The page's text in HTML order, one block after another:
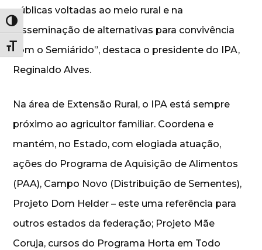
Alternar alto contraste
Alternar tamanho da fonte
públicas voltadas ao meio rural e na
disseminação de alternativas para convivência
com o Semiárido”, destaca o presidente do IPA,
Reginaldo Alves.
Na área de Extensão Rural, o IPA está sempre
próximo ao agricultor familiar. Coordena e
mantém, no Estado, com elogiada atuação,
ações do Programa de Aquisição de Alimentos
(PAA), Campo Novo (Distribuição de Sementes),
Projeto Dom Helder – este uma referência para
outros estados da federação; Projeto Mãe
Coruja, cursos do Programa Horta em Todo